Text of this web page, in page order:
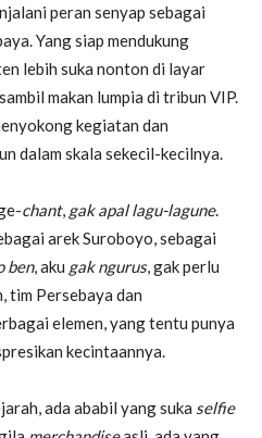
peran senyap sebagai
Yang siap mendukung
lebih suka nonton di layar
makan lumpia di tribun VIP.
kegiatan dan
dalam skala sekecil-kecilnya.
chant, gak apal lagu-lagune.
arek Suroboyo, sebagai
ben, aku gak ngurus, gak perlu
tim Persebaya dan
elemen, yang tentu punya
kecintaannya.
ada ababil yang suka selfie